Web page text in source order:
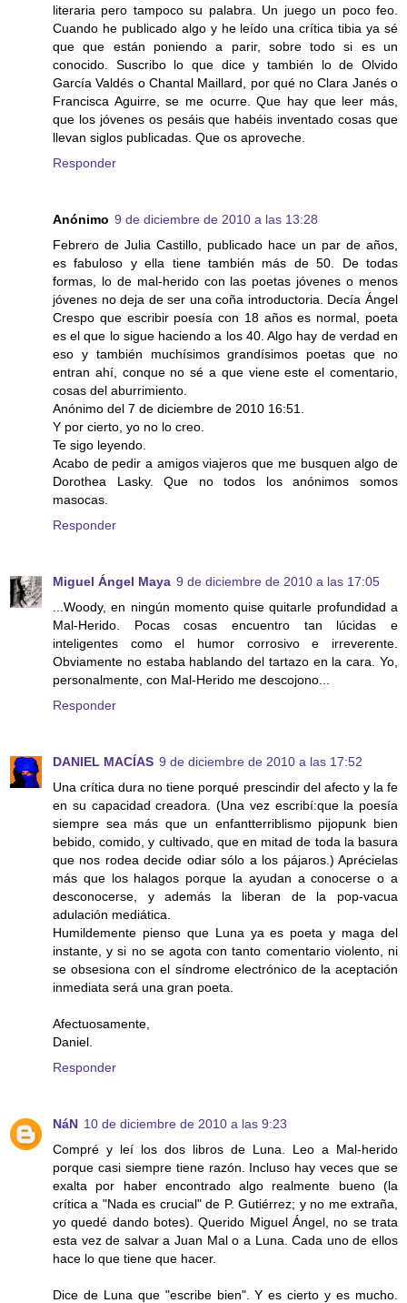
literaria pero tampoco su palabra. Un juego un poco feo.
Cuando he publicado algo y he leído una crítica tibia ya sé
que que están poniendo a parir, sobre todo si es un
conocido. Suscribo lo que dice y también lo de Olvido
García Valdés o Chantal Maillard, por qué no Clara Janés o
Francisca Aguirre, se me ocurre. Que hay que leer más,
que los jóvenes os pesáis que habéis inventado cosas que
llevan siglos publicadas. Que os aproveche.
Responder
Anónimo 9 de diciembre de 2010 a las 13:28
Febrero de Julia Castillo, publicado hace un par de años,
es fabuloso y ella tiene también más de 50. De todas
formas, lo de mal-herido con las poetas jóvenes o menos
jóvenes no deja de ser una coña introductoria. Decía Ángel
Crespo que escribir poesía con 18 años es normal, poeta
es el que lo sigue haciendo a los 40. Algo hay de verdad en
eso y también muchísimos grandísimos poetas que no
entran ahí, conque no sé a que viene este el comentario,
cosas del aburrimiento.
Anónimo del 7 de diciembre de 2010 16:51.
Y por cierto, yo no lo creo.
Te sigo leyendo.
Acabo de pedir a amigos viajeros que me busquen algo de
Dorothea Lasky. Que no todos los anónimos somos
masocas.
Responder
Miguel Ángel Maya 9 de diciembre de 2010 a las 17:05
...Woody, en ningún momento quise quitarle profundidad a
Mal-Herido. Pocas cosas encuentro tan lúcidas e
inteligentes como el humor corrosivo e irreverente.
Obviamente no estaba hablando del tartazo en la cara. Yo,
personalmente, con Mal-Herido me descojono...
Responder
DANIEL MACÍAS 9 de diciembre de 2010 a las 17:52
Una crítica dura no tiene porqué prescindir del afecto y la fe
en su capacidad creadora. (Una vez escribí:que la poesía
siempre sea más que un enfantterriblismo pijopunk bien
bebido, comido, y cultivado, que en mitad de toda la basura
que nos rodea decide odiar sólo a los pájaros.) Aprécielas
más que los halagos porque la ayudan a conocerse o a
desconocerse, y además la liberan de la pop-vacua
adulación mediática.
Humildemente pienso que Luna ya es poeta y maga del
instante, y si no se agota con tanto comentario violento, ni
se obsesiona con el síndrome electrónico de la aceptación
inmediata será una gran poeta.
Afectuosamente,
Daniel.
Responder
NáN 10 de diciembre de 2010 a las 9:23
Compré y leí los dos libros de Luna. Leo a Mal-herido
porque casi siempre tiene razón. Incluso hay veces que se
exalta por haber encontrado algo realmente bueno (la
crítica a "Nada es crucial" de P. Gutiérrez; y no me extraña,
yo quedé dando botes). Querido Miguel Ángel, no se trata
esta vez de salvar a Juan Mal o a Luna. Cada uno de ellos
hace lo que tiene que hacer.
Dice de Luna que "escribe bien". Y es cierto y es mucho.